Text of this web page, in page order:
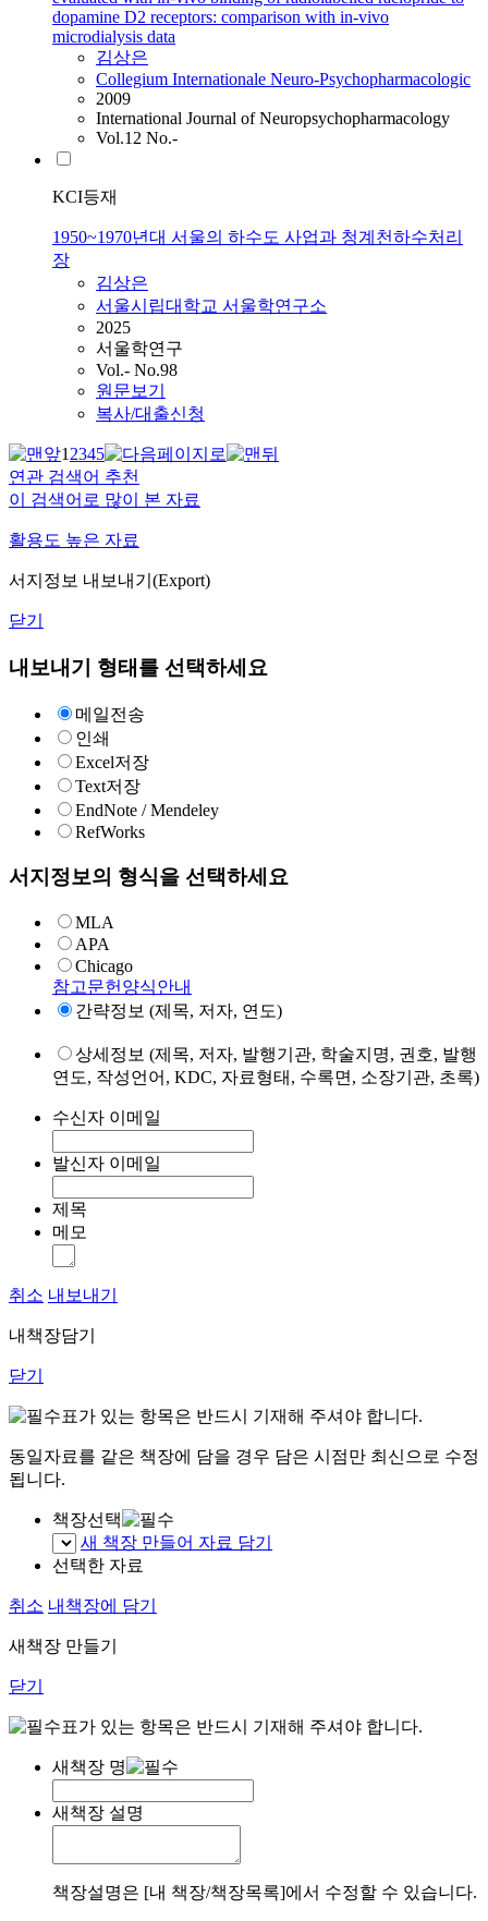
dopamine D2 receptors: comparison with in-vivo
microdialysis data
김상은
Collegium Internationale Neuro-Psychopharmacologic
2009
International Journal of Neuropsychopharmacology
Vol.12 No.-
KCI등재
1950~1970년대 서울의 하수도 사업과 청계천하수처리
장
김상은
서울시립대학교 서울학연구소
2025
서울학연구
Vol.- No.98
원문보기
복사/대출신청
12345
연관 검색어 추천
이 검색어로 많이 본 자료
활용도 높은 자료
서지정보 내보내기(Export)
닫기
내보내기 형태를 선택하세요
메일전송
인쇄
Excel저장
Text저장
EndNote / Mendeley
RefWorks
서지정보의 형식을 선택하세요
MLA
APA
Chicago
참고문헌양식안내
간략정보 (제목, 저자, 연도)
상세정보 (제목, 저자, 발행기관, 학술지명, 권호, 발행
연도, 작성언어, KDC, 자료형태, 수록면, 소장기관, 초록)
수신자 이메일
발신자 이메일
제목
메모
취소 내보내기
내책장담기
닫기
표가 있는 항목은 반드시 기재해 주셔야 합니다.
동일자료를 같은 책장에 담을 경우 담은 시점만 최신으로 수정
됩니다.
책장선택
새 책장 만들어 자료 담기
선택한 자료
취소 내책장에 담기
새책장 만들기
닫기
표가 있는 항목은 반드시 기재해 주셔야 합니다.
새책장 명
새책장 설명
책장설명은 [내 책장/책장목록]에서 수정할 수 있습니다.